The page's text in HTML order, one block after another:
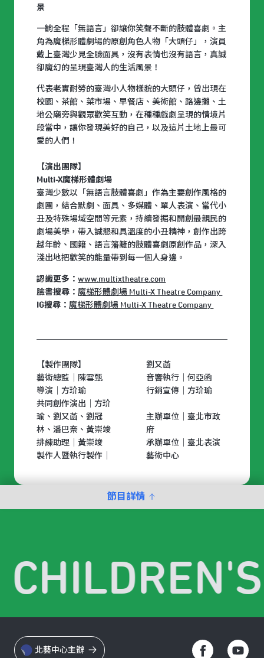
節目詳情
景
一齣全程「無語言」卻讓你笑聲不斷的肢體喜劇。主
角為魔梯形體劇場的原創角色人物「大頭仔」，演員
戴上臺灣少見全臉面具，沒有表情也沒有語言，真誠
卻魔幻的呈現臺灣人的生活風景！
代表老實耐勞的臺灣小人物樣貌的大頭仔，曾出現在
校園、茶館、菜市場、早餐店、美術館、路邊攤、土
地公廟旁與觀眾歡笑互動，在種種戲劇呈現的情境片
段當中，讓你發現美好的自己，以及這片土地上最可
愛的人們！
【演出團隊】
Multi-X魔梯形體劇場
臺灣少數以「無語言肢體喜劇」作為主要創作風格的
劇團，結合默劇、面具、多媒體、單人表演、當代小
丑及特殊場域空間等元素，持續發掘和開創最親民的
劇場美學，帶入誠懇和具溫度的小丑精神，創作出跨
越年齡、國籍、語言籓籬的肢體喜劇原創作品，深入
淺出地把歡笑的能量帶到每一個人身邊。
認識更多：www.multixtheatre.com
臉書搜尋：魔梯形體劇場 Multi-X Theatre Company
IG搜尋：魔梯形體劇場 Multi-X Theatre Company
【製作團隊】
藝術總監｜陳雪甄
導演｜方玠瑜
共同創作演出｜方玠
瑜、劉又菡、劉冠
林、潘巴奈、黃崇竣
排練助理｜黃崇竣
製作人暨執行製作｜
劉又菡
音響執行｜何亞函
行銷宣傳｜方玠瑜
主辦單位｜臺北市政
府
承辦單位｜臺北表演
藝術中心
北藝中心主辦